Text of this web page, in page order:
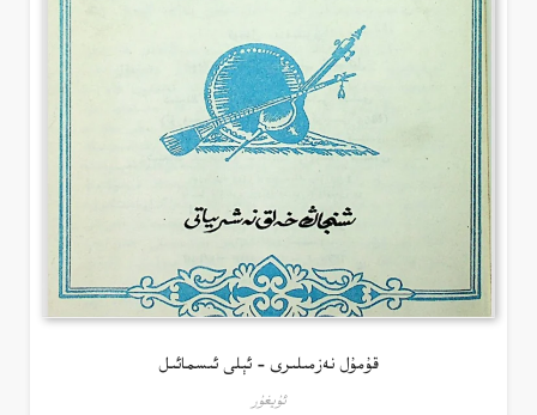
قۇمۇل نەزمىلىرى – ئېلى ئىسمائىل
ئۇيغۇر